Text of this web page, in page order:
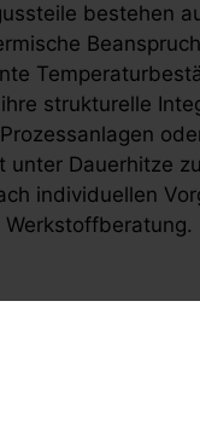
bestehen
strukturelle
Dauerhitze
individuellen